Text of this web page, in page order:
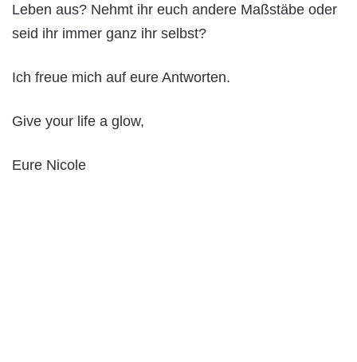
Leben aus? Nehmt ihr euch andere Maßstäbe oder
seid ihr immer ganz ihr selbst?
Ich freue mich auf eure Antworten.
Give your life a glow,
Eure Nicole